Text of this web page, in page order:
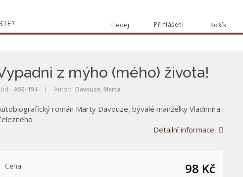
Košík
Přihlášení
Hledej
Vyhledat
z mýho (mého) života!
A50-194 | Autor: Davouze, Marta
román Marty Davouze, bývalé manželky Vladimíra
Detailní informace
Cena 98 Kč